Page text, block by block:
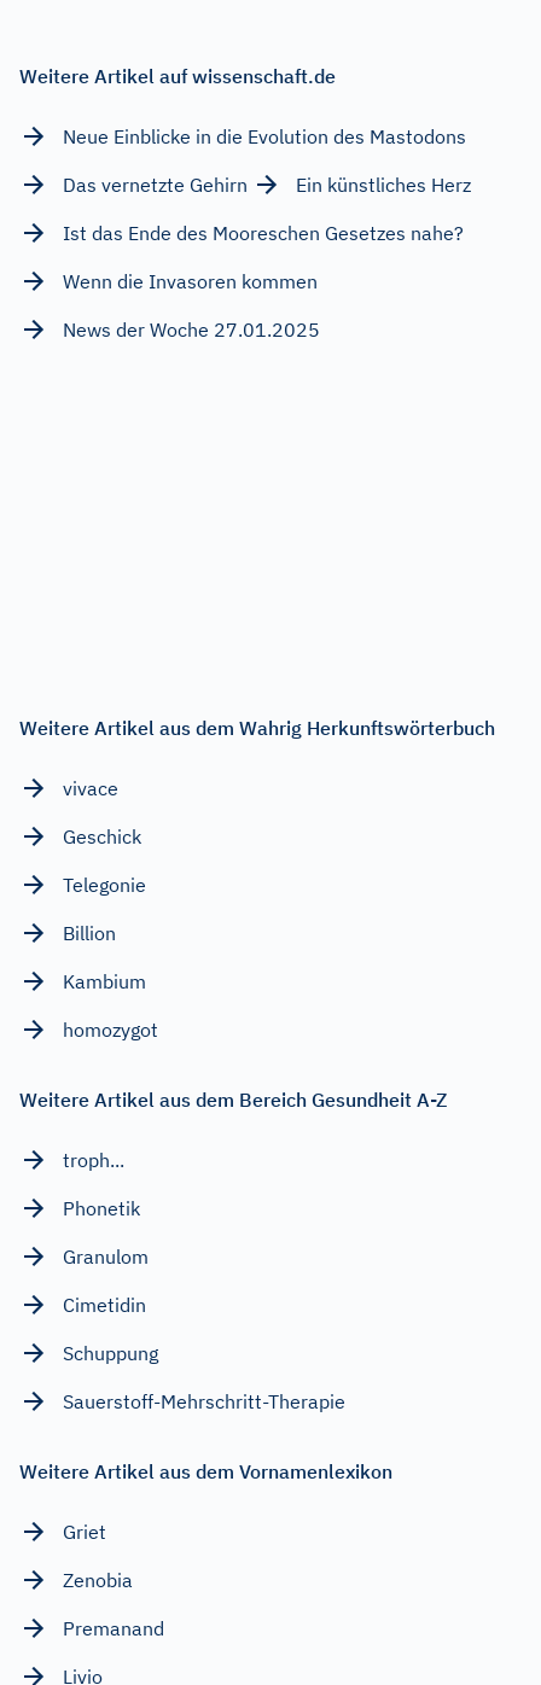
Weitere Artikel auf wissenschaft.de
Neue Einblicke in die Evolution des Mastodons
Das vernetzte Gehirn
Ein künstliches Herz
Ist das Ende des Mooreschen Gesetzes nahe?
Wenn die Invasoren kommen
News der Woche 27.01.2025
Weitere Artikel aus dem Wahrig Herkunftswörterbuch
vivace
Geschick
Telegonie
Billion
Kambium
homozygot
Weitere Artikel aus dem Bereich Gesundheit A-Z
troph...
Phonetik
Granulom
Cimetidin
Schuppung
Sauerstoff-Mehrschritt-Therapie
Weitere Artikel aus dem Vornamenlexikon
Griet
Zenobia
Premanand
Livio